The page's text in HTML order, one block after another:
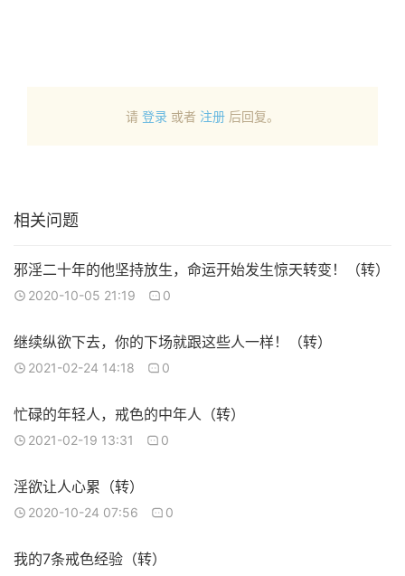
请 登录 或者 注册 后回复。
相关问题
邪淫二十年​的他坚持放生，命运开始发生惊天转变！（转）
2020-10-05 21:19 0
继续纵欲下去，你的下场就跟这些人一样！（转）
2021-02-24 14:18 0
忙碌的年轻人，戒色的中年人（转）
2021-02-19 13:31 0
淫欲让人心累（转）
2020-10-24 07:56 0
我的7条戒色经验（转）